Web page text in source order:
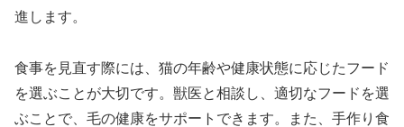
進します。
食事を見直す際には、猫の年齢や健康状態に応じたフード
を選ぶことが大切です。獣医と相談し、適切なフードを選
ぶことで、毛の健康をサポートできます。また、手作り食